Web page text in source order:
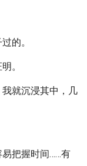
的。
。
就沉浸其中，几
把握时间……有